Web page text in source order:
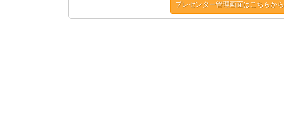
プレゼンター管理画面はこちらから